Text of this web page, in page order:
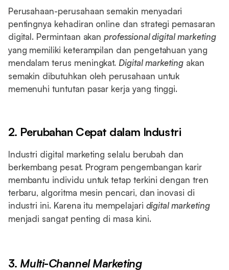
Perusahaan-perusahaan semakin menyadari
pentingnya kehadiran online dan strategi pemasaran
digital. Permintaan akanprofessional digital marketing
yang memiliki keterampilan dan pengetahuan yang
mendalam terus meningkat. Digital marketing akan
semakin dibutuhkan oleh perusahaan untuk
memenuhi tuntutan pasar kerja yang tinggi.
2. Perubahan Cepat dalam Industri
Industri digital marketing selalu berubah dan
berkembang pesat. Program pengembangan karir
membantu individu untuk tetap terkini dengan tren
terbaru, algoritma mesin pencari, dan inovasi di
industri ini. Karena itu mempelajari digital marketing
menjadi sangat penting di masa kini.
3. Multi-Channel Marketing